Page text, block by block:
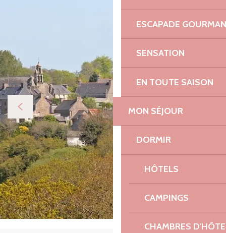
ESCAPADE
SENSATION
EN TOUTE SAISON
MON SÉJOUR
DORMIR
HÔTELS
CAMPINGS
CHAMBRES